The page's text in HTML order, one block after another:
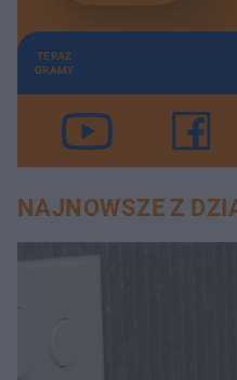
TERAZ
GRAMY
NAJNOWSZE Z